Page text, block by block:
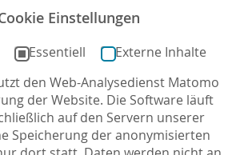
UND ARBEITSERGEBNISSE
Aufzeichnungen und
der Ergebnisse aus den Panels und
Einstellungen
Essentiell
Externe Inhalte
den Web-Analysedienst Matomo
der Website. Die Software läuft
auf den Servern unserer
Speicherung der anonymisierten